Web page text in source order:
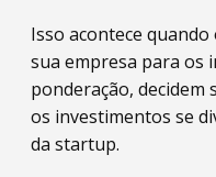
Isso acontece
sua empresa para os
ponderação, decidem
os investimentos se
da startup.